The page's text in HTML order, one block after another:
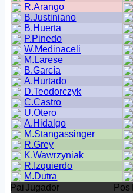
R.Arango
B.Justiniano
B.Huerta
P.Pinedo
W.Medinaceli
M.Larese
B.García
A.Hurtado
D.Teodorczyk
C.Castro
U.Otero
A.Hidalgo
M.Stangassinger
R.Grey
K.Wawrzyniak
R.Izquierdo
M.Dutra
Pai Jugador Pos